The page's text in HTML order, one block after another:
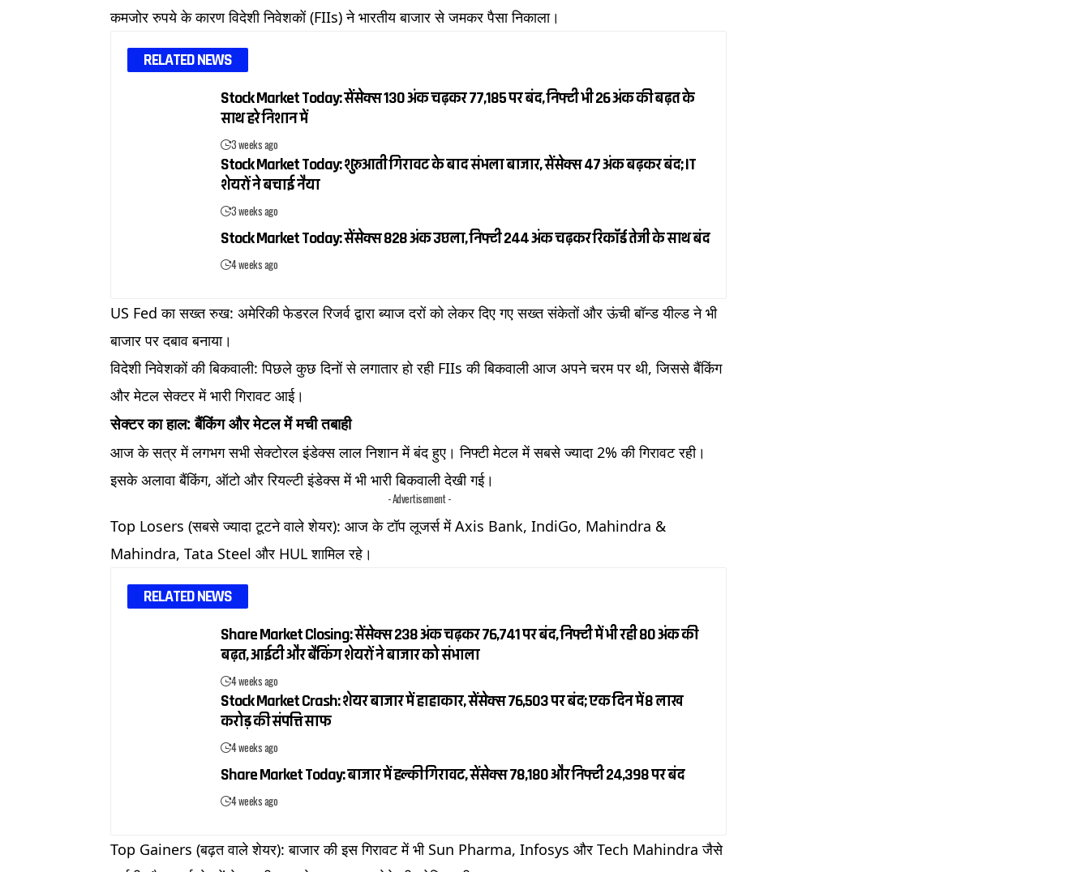
कमजोर रुपये के कारण विदेशी निवेशकों (FIIs) ने भारतीय बाजार से जमकर पैसा निकाला।
RELATED NEWS
Stock Market Today: सेंसेक्स 130 अंक चढ़कर 77,185 पर बंद, निफ्टी भी 26 अंक की बढ़त के
साथ हरे निशान में
3 weeks ago
Stock Market Today: शुरुआती गिरावट के बाद संभला बाजार, सेंसेक्स 47 अंक बढ़कर बंद; IT
शेयरों ने बचाई नैया
3 weeks ago
Stock Market Today: सेंसेक्स 828 अंक उछला, निफ्टी 244 अंक चढ़कर रिकॉर्ड तेजी के साथ बंद
4 weeks ago
US Fed का सख्त रुख: अमेरिकी फेडरल रिजर्व द्वारा ब्याज दरों को लेकर दिए गए सख्त संकेतों और ऊंची बॉन्ड यील्ड ने भी
बाजार पर दबाव बनाया।
विदेशी निवेशकों की बिकवाली: पिछले कुछ दिनों से लगातार हो रही FIIs की बिकवाली आज अपने चरम पर थी, जिससे बैंकिंग
और मेटल सेक्टर में भारी गिरावट आई।
सेक्टर का हाल: बैंकिंग और मेटल में मची तबाही
आज के सत्र में लगभग सभी सेक्टोरल इंडेक्स लाल निशान में बंद हुए। निफ्टी मेटल में सबसे ज्यादा 2% की गिरावट रही।
इसके अलावा बैंकिंग, ऑटो और रियल्टी इंडेक्स में भी भारी बिकवाली देखी गई।
- Advertisement -
Top Losers (सबसे ज्यादा टूटने वाले शेयर): आज के टॉप लूजर्स में Axis Bank, IndiGo, Mahindra &
Mahindra, Tata Steel और HUL शामिल रहे।
RELATED NEWS
Share Market Closing: सेंसेक्स 238 अंक चढ़कर 76,741 पर बंद, निफ्टी में भी रही 80 अंक की
बढ़त, आईटी और बैंकिंग शेयरों ने बाजार को संभाला
4 weeks ago
Stock Market Crash: शेयर बाजार में हाहाकार, सेंसेक्स 76,503 पर बंद; एक दिन में ₹8 लाख
करोड़ की संपत्ति साफ
4 weeks ago
Share Market Today: बाजार में हल्की गिरावट, सेंसेक्स 78,180 और निफ्टी 24,398 पर बंद
4 weeks ago
Top Gainers (बढ़त वाले शेयर): बाजार की इस गिरावट में भी Sun Pharma, Infosys और Tech Mahindra जैसे